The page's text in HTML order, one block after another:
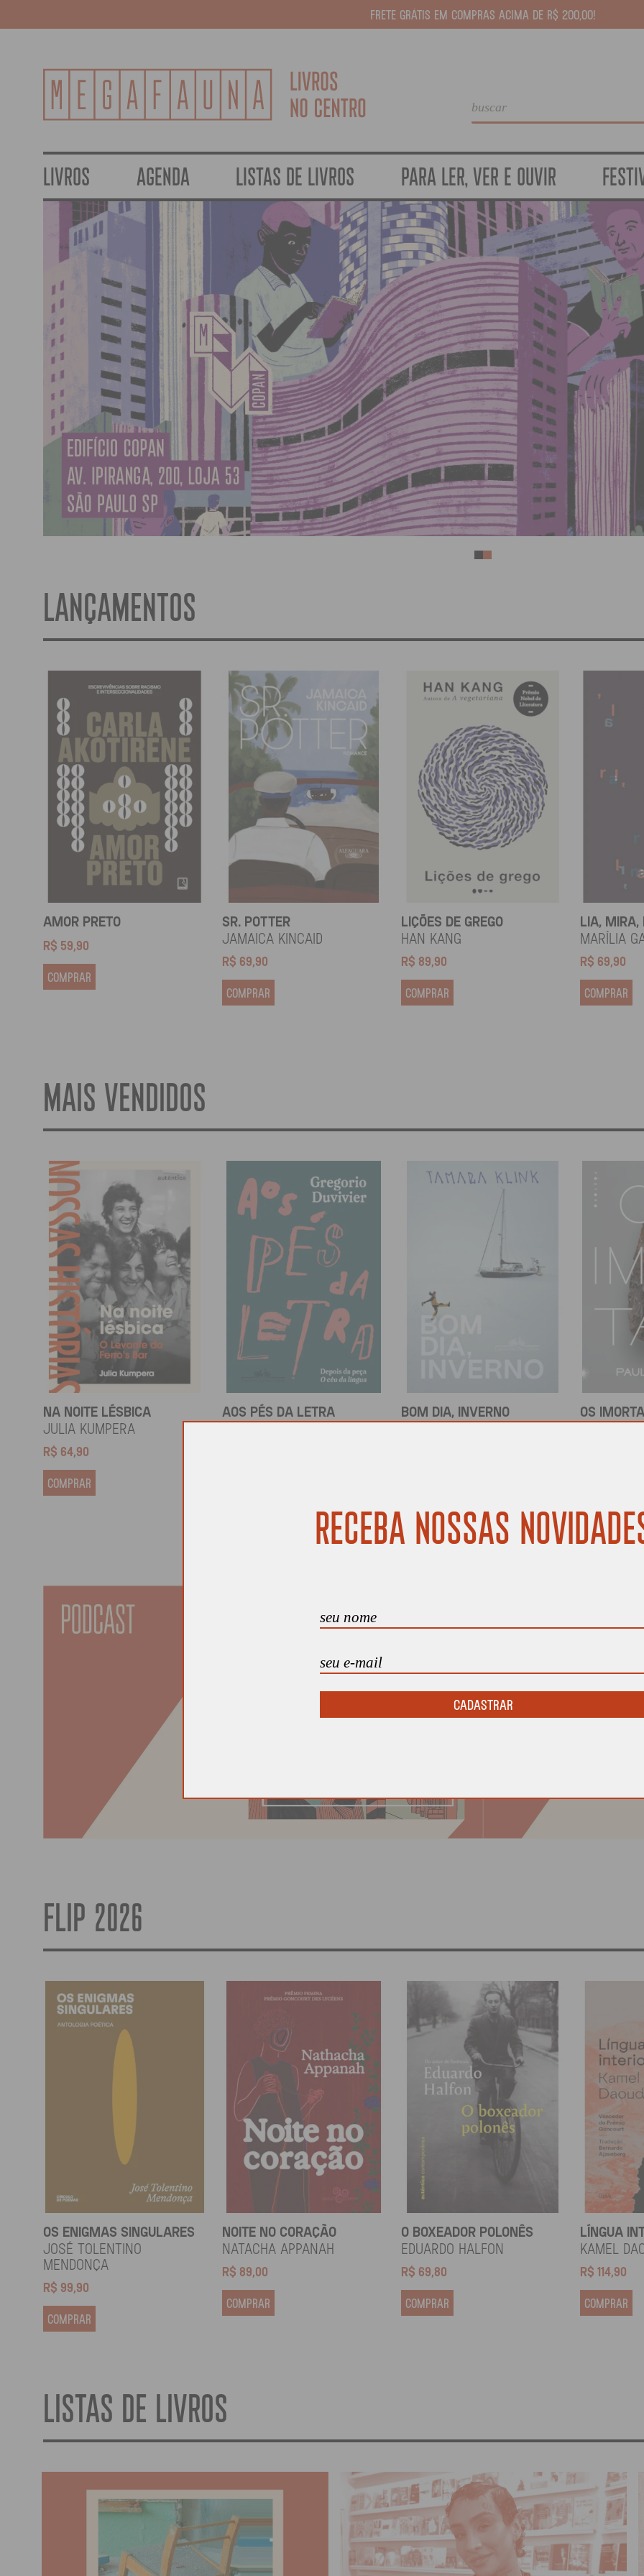
FRETE GRÁTIS EM COMPRAS ACIMA DE R$ 200,00!
LIVROS AGENDA LISTAS DE LIVROS PARA LER, VER E OUVIR
LANÇAMENTOS
AMOR PRETO
R$ 59,90
COMPRAR
SR. POTTER
Jamaica Kincaid
R$ 69,90
COMPRAR
LIÇÕES DE GREGO
HAN KANG
R$ 89,90
COMPRAR
LIA, MIRA,
Marília
R$ 69,90
COMPRAR
MAIS VENDIDOS
NA NOITE LÉSBICA
Julia Kumpera
R$ 64,90
COMPRAR
AOS PÉS DA LETRA
Gregorio Duvivier
BOM DIA, INVERNO
Tamara Klink
OS
Paulliny
FLIP 2026
OS ENIGMAS SINGULARES
JOSÉ TOLENTINO
MENDONÇA
R$ 99,90
COMPRAR
NOITE NO CORAÇÃO
Natacha Appanah
R$ 89,00
COMPRAR
O BOXEADOR POLONÊS
EDUARDO HALFON
R$ 69,80
COMPRAR
LÍNGUA
KAMEL
R$ 114,90
COMPRAR
LISTAS DE LIVROS
RECEBA NOSSAS